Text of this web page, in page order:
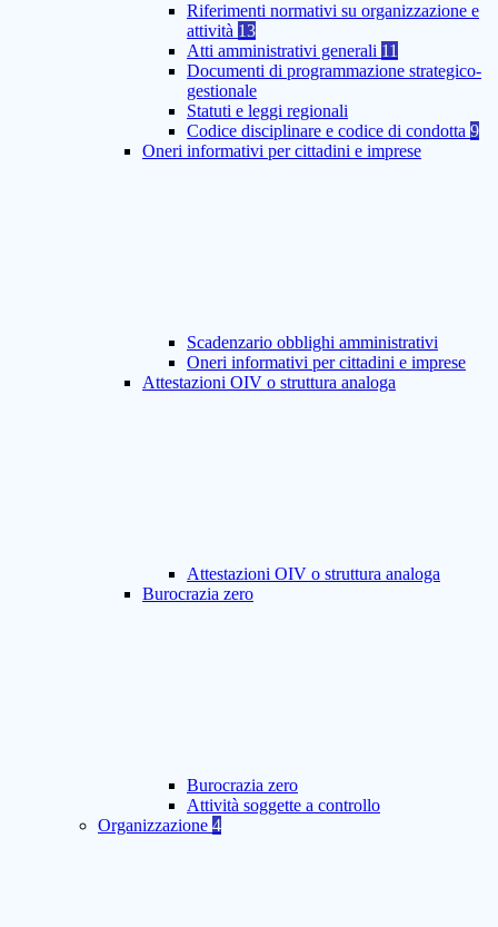
Riferimenti normativi su organizzazione e
attività 13
Atti amministrativi generali 11
Documenti di programmazione strategico-
gestionale
Statuti e leggi regionali
Codice disciplinare e codice di condotta 9
Oneri informativi per cittadini e imprese
Scadenzario obblighi amministrativi
Oneri informativi per cittadini e imprese
Attestazioni OIV o struttura analoga
Attestazioni OIV o struttura analoga
Burocrazia zero
Burocrazia zero
Attività soggette a controllo
Organizzazione 4